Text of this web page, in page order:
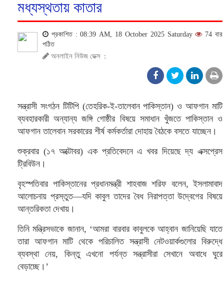
মধ্যস্থতায় কাতার
প্রকাশিত : 08:39 AM, 18 October 2025 Saturday
74 বার
পঠিত
অনলাইন নিউজ ডেক্স :
সন্ত্রাসী সংগঠন টিটিপি (তেহরিক-ই-তালেবান পাকিস্তান) ও আফগান মাটি
ব্যবহারকারী অন্যান্য জঙ্গি গোষ্ঠীর বিষয়ে সমাধান খুঁজতে পাকিস্তান ও
আফগান তালেবান সরকারের শীর্ষ কর্মকর্তারা দোহায় বৈঠকে বসতে যাচ্ছেন।
শুক্রবার (১৭ অক্টোবর) এক প্রতিবেদনে এ খবর দিয়েছে দ্য এক্সপ্রেস
ট্রিবিউন।
বৃহস্পতিবার পাকিস্তানের প্রধানমন্ত্রী শাহবাজ শরিফ বলেন, ইসলামাবাদ
আলোচনায় প্রস্তুত—যদি কাবুল তাদের বৈধ নিরাপত্তা উদ্বেগের বিষয়ে
আন্তরিকতা দেখায়।
তিনি মন্ত্রিসভাকে জানান, ‘আমরা বারবার কাবুলকে আহ্বান জানিয়েছি যাতে
তারা আফগান মাটি থেকে পরিচালিত সন্ত্রাসী নেটওয়ার্কগুলোর বিরুদ্ধে
ব্যবস্থা নেয়, কিন্তু এখনো পর্যন্ত সন্ত্রাসীরা সেখানে অবাধে ঘুরে
বেড়াচ্ছে।’